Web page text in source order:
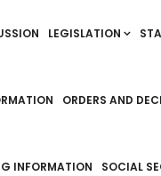
LEGISLATION
ORDERS AND
INFORMATION SOCIAL